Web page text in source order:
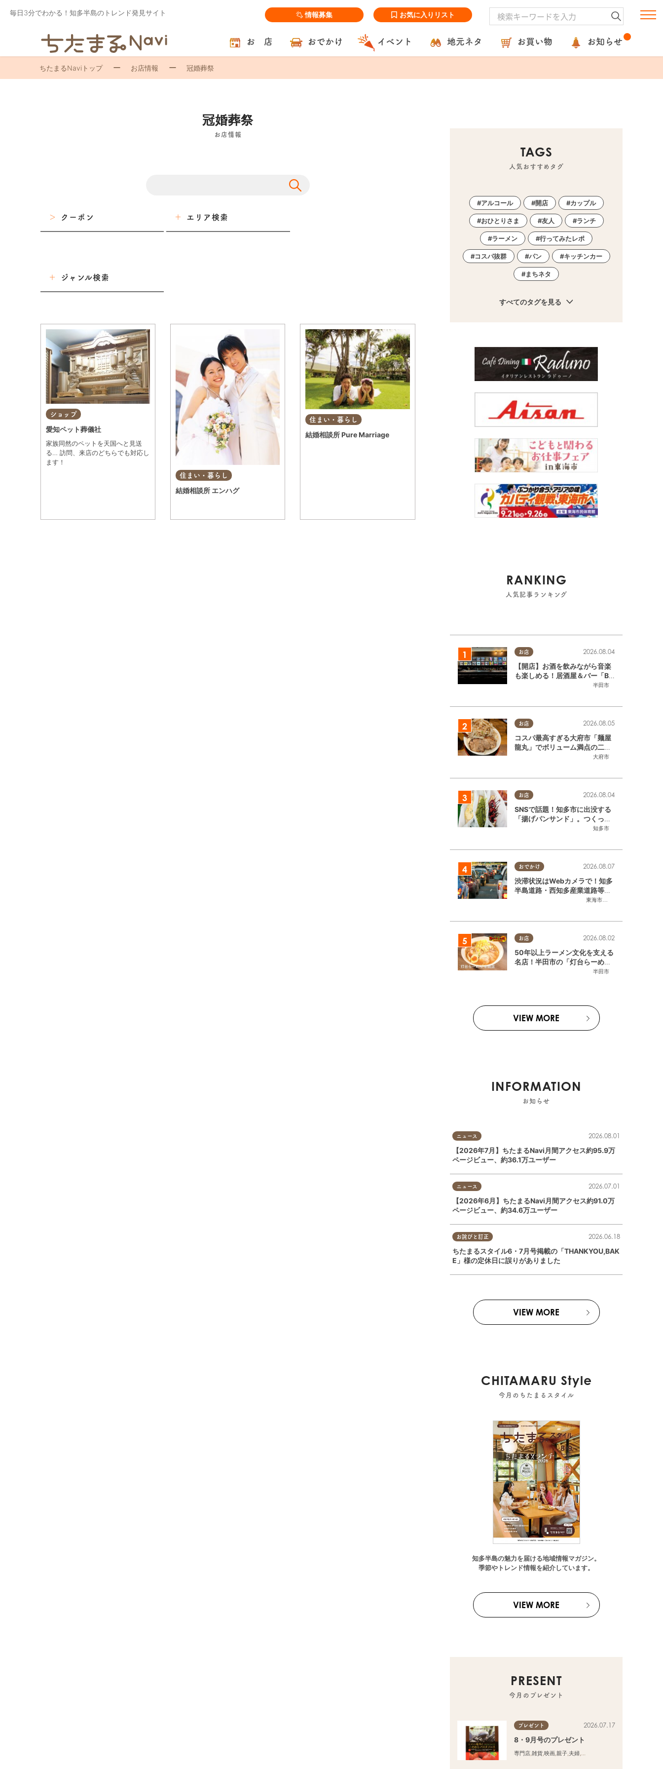
毎日3分でわかる！知多半島のトレンド発見サイト 情報募集 お気に入りリスト
お 店 おでかけ イベント 地元ネタ お買い物 お知らせ
ちたまるNaviトップ お店情報 冠婚葬祭
冠婚葬祭
お店情報
クーポン エリア検索
阿久比町
半田市
武豊町
美浜町
南知多町
ジャンル検索
美容・健康
ショップ
住まい・暮らし
習い事・趣味
宿泊
ショップ
愛知ペット葬儀社
家族同然のペットを天国へと見送
る… 訪問、来店のどちらでも対応し
ます！
住まい・暮らし
結婚相談所 エンハグ
住まい・暮らし
結婚相談所 Pure Marriage
TAGS
人気おすすめタグ
アルコール 開店 カップル
おひとりさま 友人 ランチ
ラーメン 行ってみたレポ
コスパ抜群 パン キッチンカー
まちネタ
すべてのタグを見る
RANKING
人気記事ランキング
お店
半田市
2026.08.04
【開店】お酒を飲みながら音楽
も楽しめる！居酒屋＆バー「BL
OOMY（ブルーミー）」が7/3
お店
大府市
2026.08.05
コスパ最高すぎる大府市「麺屋
龍丸」でボリューム満点の二郎
系ラーメンを堪能してきた
お店
知多市
2026.08.04
SNSで話題！知多市に出没する
「揚げパンサンド」。つくって
いるのはお祭りお兄さん!?【ち
おでかけ
東海市大府市
2026.08.07
渋滞状況はWebカメラで！知多
半島道路・西知多産業道路等の
お店
半田市
2026.08.02
50年以上ラーメン文化を支える
名店！半田市の「灯台らーめん
半田店」へ【熱血ラーメン伝 8
VIEW MORE
INFORMATION
お知らせ
ニュース 2026.08.01
【2026年7月】ちたまるNavi月間アクセス約95.9万
ページビュー、約36.1万ユーザー
ニュース 2026.07.01
【2026年6月】ちたまるNavi月間アクセス約91.0万
ページビュー、約34.6万ユーザー
お詫びと訂正 2026.06.18
ちたまるスタイル6・7月号掲載の「THANKYOU,BAK
E」様の定休日に誤りがありました
VIEW MORE
CHITAMARU Style
今月のちたまるスタイル
知多半島の魅力を届ける地域情報マガジン。
季節やトレンド情報を紹介しています。
VIEW MORE
PRESENT
今月のプレゼント
プレゼント 2026.07.17
8・9月号のプレゼント
専門店,雑貨,映画,親子,夫婦,家族